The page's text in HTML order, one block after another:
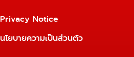
Privacy Notice
นโยบายความเป็นส่วนตัว